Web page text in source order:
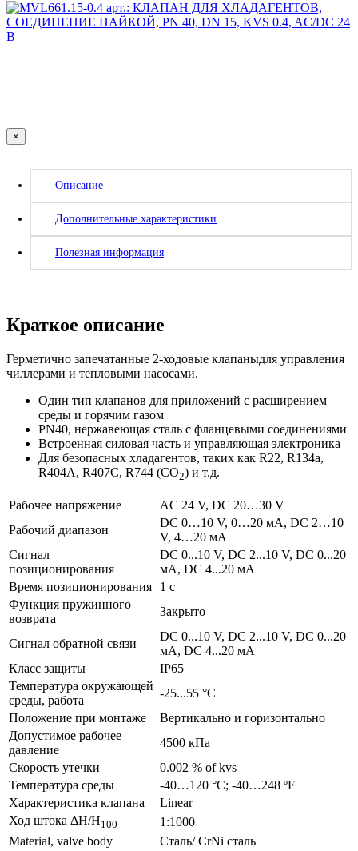
×
Описание
Дополнительные характеристики
Полезная информация
Краткое описание
Герметично запечатанные 2-ходовые клапаныдля управления
чиллерами и тепловыми насосами.
Один тип клапанов для приложений с расширением
среды и горячим газом
PN40, нержавеющая сталь с фланцевыми соединениями
Встроенная силовая часть и управляющая электроника
Для безопасных хладагентов, таких как R22, R134a,
R404A, R407C, R744 (CO2) и т.д.
Рабочее напряжение
AC 24 V, DC 20…30 V
Рабочий диапазон
DC 0…10 V, 0…20 мA, DC 2…10
V, 4…20 мA
Сигнал
позиционирования
DC 0...10 V, DC 2...10 V, DC 0...20
мA, DC 4...20 мA
Время позиционирования
1 с
Функция пружинного
возврата
Закрыто
Сигнал обратной связи
DC 0...10 V, DC 2...10 V, DC 0...20
мA, DC 4...20 мA
Класс защиты
IP65
Температура окружающей
среды, работа
-25...55 °C
Положение при монтаже
Вертикально и горизонтально
Допустимое рабочее
давление
4500 кПа
Скорость утечки
0.002 % of kvs
Температура среды
-40…120 °C; -40…248 ºF
Характеристика клапана
Linear
Ход штока ΔH/H100
1:1000
Material, valve body
Сталь/ CrNi сталь